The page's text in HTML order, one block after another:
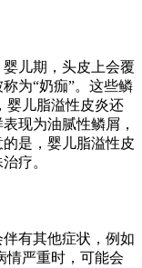
儿期，头皮上会覆
为“奶痂”。这些鳞
婴儿脂溢性皮炎还
现为油腻性鳞屑，
是，婴儿脂溢性皮
疗。
有其他症状，例如
情严重时，可能会